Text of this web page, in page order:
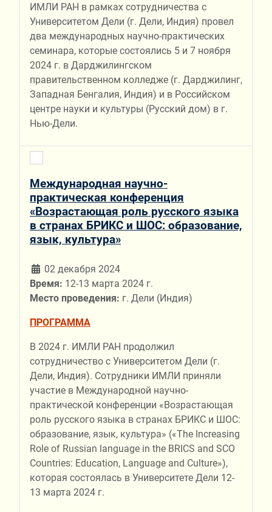
ИМЛИ РАН в рамках сотрудничества с
Университетом Дели (г. Дели, Индия) провел
два международных научно-практических
семинара, которые состоялись 5 и 7 ноября
2024 г. в Дарджилингском
правительственном колледже (г. Дарджилинг,
Западная Бенгалия, Индия) и в Российском
центре науки и культуры (Русский дом) в г.
Нью-Дели.
Международная научно-
практическая конференция
«Возрастающая роль русского языка
в странах БРИКС и ШОС: образование,
язык, культура»
02 декабря 2024
Время: 12-13 марта 2024 г.
Место проведения: г. Дели (Индия)
ПРОГРАММА
В 2024 г. ИМЛИ РАН продолжил
сотрудничество с Университетом Дели (г.
Дели, Индия). Сотрудники ИМЛИ приняли
участие в Международной научно-
практической конференции «Возрастающая
роль русского языка в странах БРИКС и ШОС:
образование, язык, культура» («The Increasing
Role of Russian language in the BRICS and SCO
Countries: Education, Language and Culture»),
которая состоялась в Университете Дели 12-
13 марта 2024 г.